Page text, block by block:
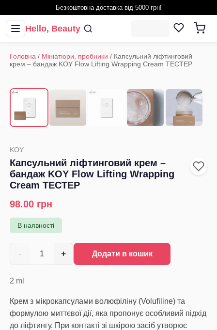
Безкоштовна доставка від 5000 грн!
Hello, Beauty
Головна / Мініатюри, пробники / Капсульний ліфтинговий
крем – бандаж KOY Flow Lifting Wrapping Cream ТЕСТЕР
/
KOY
Капсульний ліфтинговий крем –
бандаж KOY Flow Lifting Wrapping
Cream ТЕСТЕР
98.00 грн
В наявності
- 1 + Додати в кошик
2 ml
Крем з мікрокапсулами волюфіліну (Volufiline) та
формулою миттєвої дії, яка пропонує особливий підхід
до ліфтингу. При контакті зі шкірою засіб утворює